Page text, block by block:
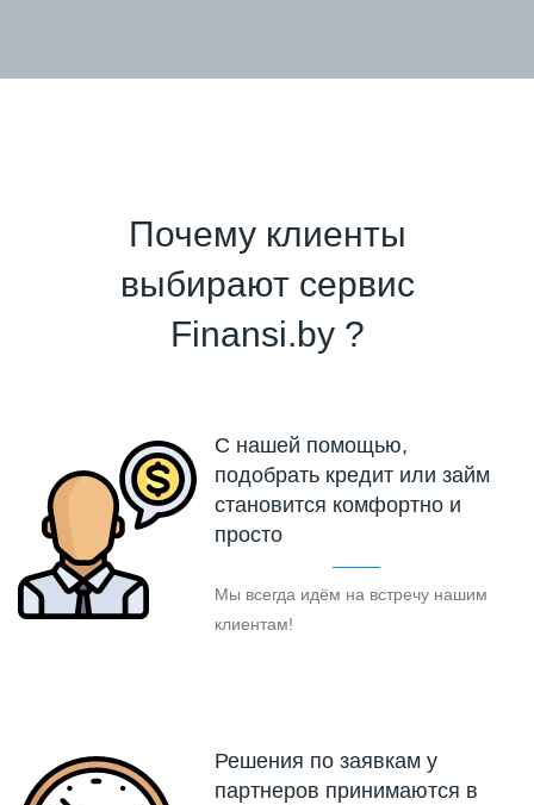
Почему клиенты
выбирают сервис
Finansi.by ?
С нашей помощью,
подобрать кредит или займ
становится комфортно и
просто
Мы всегда идём на встречу нашим
клиентам!
Решения по заявкам у
партнеров принимаются в